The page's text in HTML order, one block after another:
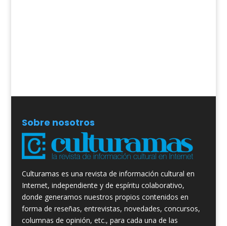
Sobre nosotros
Culturamas es una revista de información cultural en
Internet, independiente y de espíritu colaborativo,
donde generamos nuestros propios contenidos en
forma de reseñas, entrevistas, novedades, concursos,
columnas de opinión, etc., para cada una de las